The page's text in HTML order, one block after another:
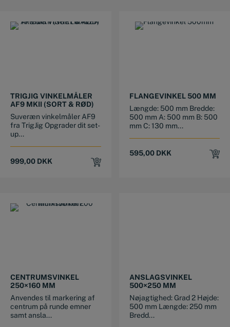
TRIGJIG VINKELMÅLER
AF9 MKII (SORT & RØD)
Suveræn vinkelmåler AF9
fra TrigJig Opgrader dit set-
up...
999,00 DKK
FLANGEVINKEL 500 MM
Længde: 500 mm Bredde:
500 mm A: 500 mm B: 500
mm C: 130 mm...
595,00 DKK
CENTRUMSVINKEL
250×160 MM
Anvendes til markering af
centrum på runde emner
samt ansla...
ANSLAGSVINKEL
500×250 MM
Nøjagtighed: Grad 2 Højde:
500 mm Længde: 250 mm
Bredd...